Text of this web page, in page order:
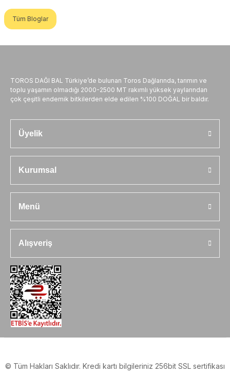
Tüm Bloglar
TOROS DAĞI BAL Türkiye’de bulunan Toros Dağlarında, tarımın ve
toplu yaşamın olmadığı 2000-2500 MT rakımlı yüksek yaylarından
çok çeşitli endemik bitkilerden elde edilen %100 DOĞAL bir baldır.
Üyelik
Kurumsal
Menü
Alışveriş
© Tüm Hakları Saklıdır. Kredi kartı bilgileriniz 256bit SSL sertifikası